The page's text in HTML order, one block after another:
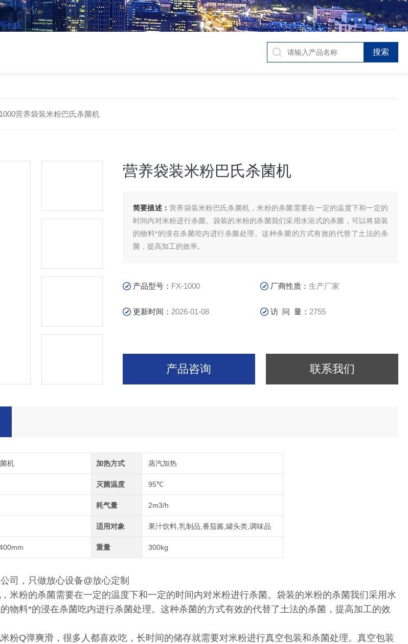
营养袋装米粉巴氏杀菌机
营养袋装米粉巴氏杀菌机
简要描述：营养袋装米粉巴氏杀菌机，米粉的杀菌需要在一定的温度下和一定的
时间内对米粉进行杀菌。袋装的米粉的杀菌我们采用水浴式的杀菌，可以将袋装
的物料*的浸在杀菌吃内进行杀菌处理。这种杀菌的方式有效的代替了土法的杀
菌，提高加工的效率。
产品型号： FX-1000 厂商性质：生产厂家
更新时间： 2026-01-08 访 问 量： 2755
产品咨询 联系我们
机 加热方式 蒸汽加热
灭菌温度 95℃
耗气量 2m3/h
适用对象 果汁饮料,乳制品,番茄酱,罐头类,调味品
重量 300kg
司，只做放心设备@放心定制
，米粉的杀菌需要在一定的温度下和一定的时间内对米粉进行杀菌。袋装的米粉的杀菌我们采用水
物料*的浸在杀菌吃内进行杀菌处理。这种杀菌的方式有效的代替了土法的杀菌，提高加工的效
米粉Q弹爽滑，很多人都喜欢吃，长时间的储存就需要对米粉进行真空包装和杀菌处理。真空包装